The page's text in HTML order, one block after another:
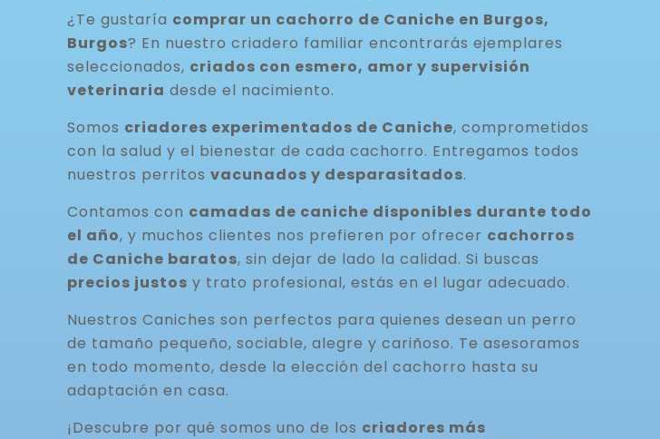
¿Te gustaría comprar un cachorro de Caniche en Burgos,
Burgos? En nuestro criadero familiar encontrarás ejemplares
seleccionados, criados con esmero, amor y supervisión
veterinaria desde el nacimiento.
Somos criadores experimentados de Caniche, comprometidos
con la salud y el bienestar de cada cachorro. Entregamos todos
nuestros perritos vacunados y desparasitados.
Contamos con camadas de caniche disponibles durante todo
el año, y muchos clientes nos prefieren por ofrecer cachorros
de Caniche baratos, sin dejar de lado la calidad. Si buscas
precios justos y trato profesional, estás en el lugar adecuado.
Nuestros Caniches son perfectos para quienes desean un perro
de tamaño pequeño, sociable, alegre y cariñoso. Te asesoramos
en todo momento, desde la elección del cachorro hasta su
adaptación en casa.
¡Descubre por qué somos uno de los criadores más